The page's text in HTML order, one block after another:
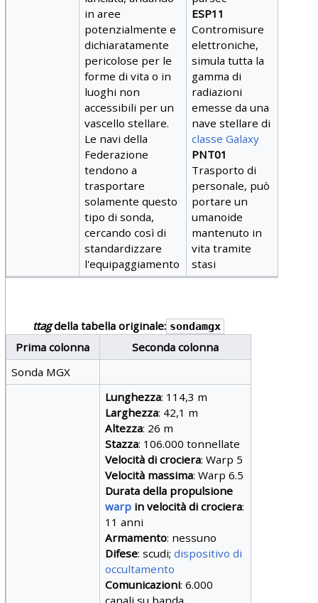
in aree
potenzialmente e
dichiaratamente
pericolose per le
forme di vita o in
luoghi non
accessibili per un
vascello stellare.
Le navi della
Federazione
tendono a
trasportare
solamente questo
tipo di sonda,
cercando così di
standardizzare
l'equipaggiamento
ESP11
Contromisure
elettroniche,
simula tutta la
gamma di
radiazioni
emesse da una
nave stellare di
classe Galaxy
PNT01
Trasporto di
personale, può
portare un
umanoide
mantenuto in
vita tramite
stasi
ttagdella tabella originale: sondamgx
Prima colonna
Seconda colonna
Sonda MGX
Lunghezza: 114,3 m
Larghezza: 42,1 m
Altezza: 26 m
Stazza: 106.000 tonnellate
Velocità di crociera: Warp 5
Velocità massima: Warp 6.5
Durata della propulsione
warp in velocità di crociera:
11 anni
Armamento: nessuno
Difese: scudi;dispositivo di
occultamento
Comunicazioni: 6.000